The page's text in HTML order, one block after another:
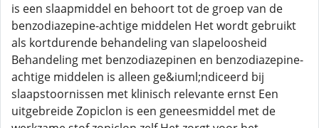
is een slaapmiddel en behoort tot de groep van de
benzodiazepine-achtige middelen Het wordt gebruikt
als kortdurende behandeling van slapeloosheid
Behandeling met benzodiazepinen en benzodiazepine-
achtige middelen is alleen ge&iuml;ndiceerd bij
slaapstoornissen met klinisch relevante ernst Een
uitgebreide Zopiclon is een geneesmiddel met de